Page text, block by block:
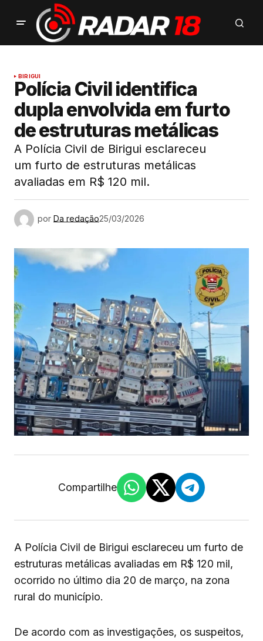
BIRIGUI
Polícia Civil identifica
dupla envolvida em furto
de estruturas metálicas
A Polícia Civil de Birigui esclareceu
um furto de estruturas metálicas
avaliadas em R$ 120 mil.
por Da redação25/03/2026
Compartilhe
A Polícia Civil de Birigui esclareceu um furto de
estruturas metálicas avaliadas em R$ 120 mil,
ocorrido no último dia 20 de março, na zona
rural do município.
De acordo com as investigações, os suspeitos,